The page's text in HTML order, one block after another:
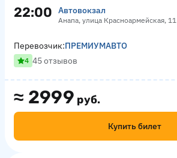
22:00 Автовокзал
Анапа, улица Красноармейская, 11
≈ 2999 руб.
Купить билет
Перевозчик:ПРЕМИУМАВТО
4 45 отзывов